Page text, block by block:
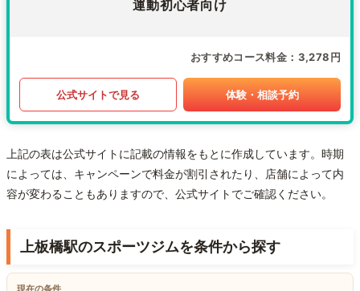
運動初心者向け
おすすめコース料金 3,278円
公式サイトで見る 体験・相談予約
上記の表は公式サイトに記載の情報をもとに作成しています。時期
によっては、キャンペーンで料金が割引されたり、店舗によって内
容が変わることもありますので、公式サイトでご確認ください。
上板橋駅のスポーツジムを条件から探す